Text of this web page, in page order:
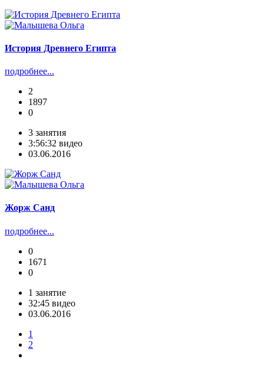
История Древнего Египта
подробнее...
2
1897
0
3 занятия
3:56:32 видео
03.06.2016
Жорж Санд
подробнее...
0
1671
0
1 занятие
32:45 видео
03.06.2016
1
2